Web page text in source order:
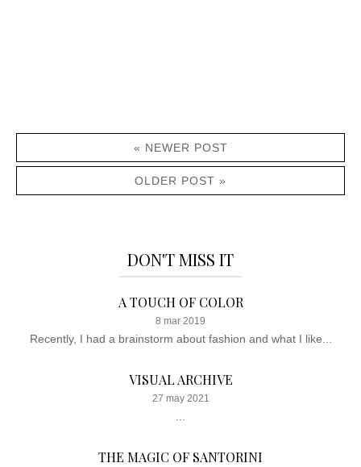
« NEWER POST
OLDER POST »
DON'T MISS IT
A TOUCH OF COLOR
8 mar 2019
Recently, I had a brainstorm about fashion and what I like...
VISUAL ARCHIVE
27 may 2021
THE MAGIC OF SANTORINI